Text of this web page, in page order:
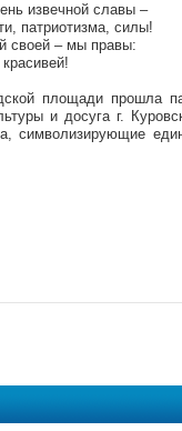
извечной славы –
патриотизма, силы!
своей – мы правы:
площади прошла
и досуга г.
символизирующие